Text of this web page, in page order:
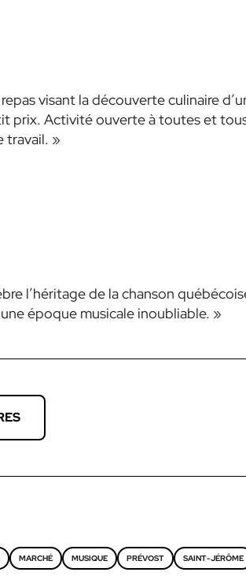
visant la découverte culinaire
prix. Activité ouverte à toutes et
travail. »
l’héritage de la chanson
époque musicale inoubliable. »
MARCHÉ MUSIQUE PRÉVOST SAINT-JÉRÔME